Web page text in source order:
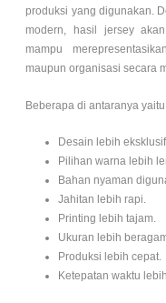
produksi yang digunakan.
modern, hasil jersey
mampu
maupun organisasi secara
Beberapa di antaranya
Desain lebih eksklusif.
Pilihan warna lebih
Bahan nyaman
Jahitan lebih rapi.
Printing lebih tajam.
Ukuran lebih
Produksi lebih cepat.
Ketepatan waktu